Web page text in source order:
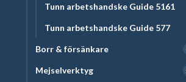
Tunn arbetshandske Guide 5161
Tunn arbetshandske Guide 577
Borr & försänkare
Mejselverktyg